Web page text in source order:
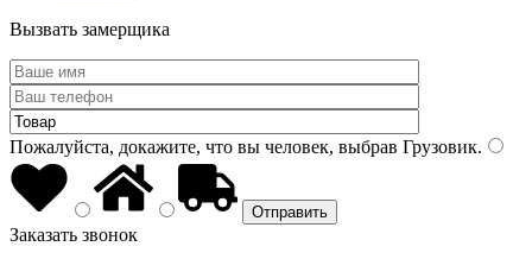
Вызвать замерщика
Пожалуйста, докажите, что вы человек, выбрав Грузовик.
Заказать звонок